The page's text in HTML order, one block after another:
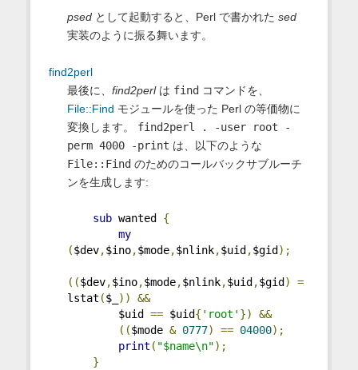
psedとして起動すると、Perl で書かれた sed
実装のように振る舞います。
find2perl
最後に、 find2perlは find コマンドを、
File::Find モジュールを使った Perl の等価物に
変換します。 find2perl . -user root -
perm 4000 -print は、以下のような
File::Find のためのコールバックサブルーチ
ンを生成します:
sub wanted {
my
($dev,$ino,$mode,$nlink,$uid ,$gid );
(($dev,$ino,$mode,$nlink,$uid ,$gid )
=
lstat ($_ ))
&&
$uid == $uid{ 'root' })
&&
(($mode & 0777) == 04000);
print ( "$name\n");
}